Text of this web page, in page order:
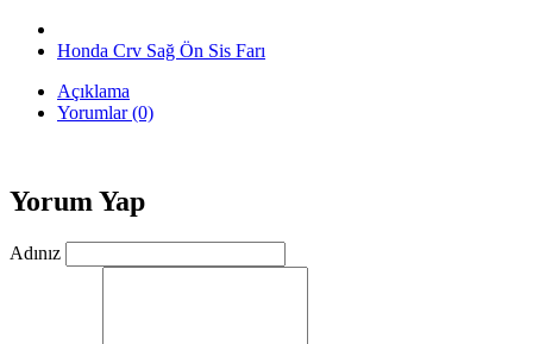
Honda Crv Sağ Ön Sis Farı
Açıklama
Yorumlar (0)
Yorum Yap
Adınız